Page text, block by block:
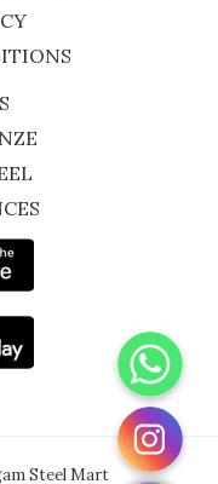
Steel Mart
WhatsApp
Instagram